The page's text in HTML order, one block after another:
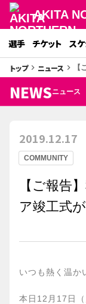
AKITA
選手 チケット ス
トップkeyboard_arrow_right ニュース keyboard_arrow_right 【
NEWSニュース
COMMUNITY
2019.12.17
【ご報告
ア竣工式
いつも熱く温か
本日12月17日